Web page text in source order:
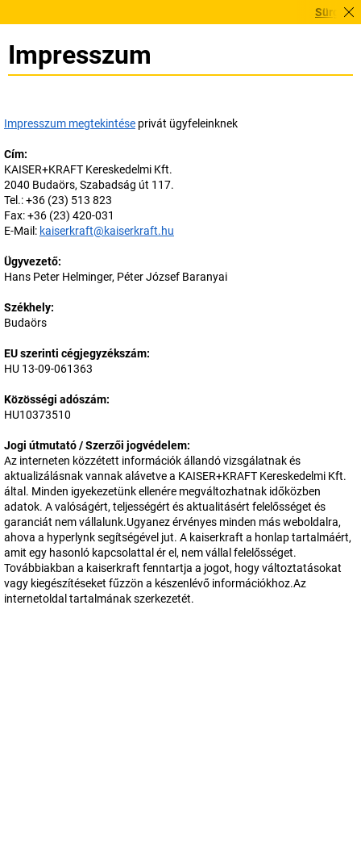
Sürgősen
Impresszum
Impresszum megtekintése privát ügyfeleinknek
Cím:
KAISER+KRAFT Kereskedelmi Kft.
2040 Budaörs, Szabadság út 117.
Tel.: +36 (23) 513 823
Fax: +36 (23) 420-031
E-Mail: kaiserkraft@kaiserkraft.hu
Ügyvezető:
Hans Peter Helminger, Péter József Baranyai
Székhely:
Budaörs
EU szerinti cégjegyzékszám:
HU 13-09-061363
Közösségi adószám:
HU10373510
Jogi útmutató / Szerzői jogvédelem:
Az interneten közzétett információk állandó vizsgálatnak és
aktualizálásnak vannak alávetve a KAISER+KRAFT Kereskedelmi Kft.
által. Minden igyekezetünk ellenére megváltozhatnak időközben
adatok. A valóságért, teljességért és aktualitásért felelősséget és
garanciát nem vállalunk.Ugyanez érvényes minden más weboldalra,
ahova a hyperlynk segítségével jut. A kaiserkraft a honlap tartalmáért,
amit egy hasonló kapcsolattal ér el, nem vállal felelősséget.
Továbbiakban a kaiserkraft fenntartja a jogot, hogy változtatásokat
vagy kiegészítéseket fűzzön a készenlévő információkhoz.Az
internetoldal tartalmának szerkezetét.